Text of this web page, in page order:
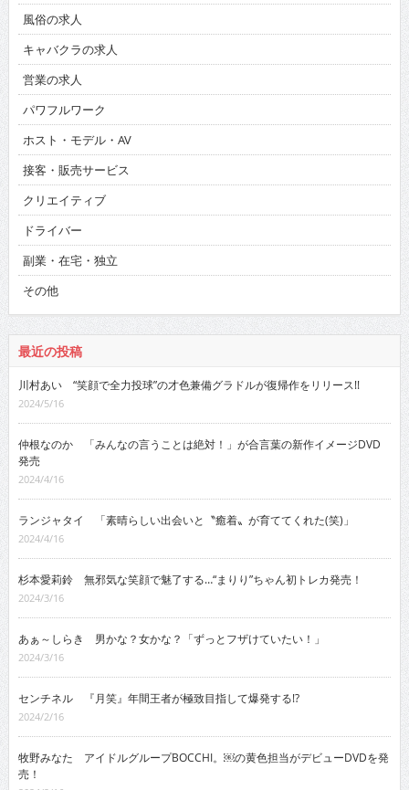
風俗の求人
キャバクラの求人
営業の求人
パワフルワーク
ホスト・モデル・AV
接客・販売サービス
クリエイティブ
ドライバー
副業・在宅・独立
その他
最近の投稿
川村あい “笑顔で全力投球”の才色兼備グラドルが復帰作をリリース!!
2024/5/16
仲根なのか 「みんなの言うことは絶対！」が合言葉の新作イメージDVD
発売
2024/4/16
ランジャタイ 「素晴らしい出会いと〝癒着〟が育ててくれた(笑)」
2024/4/16
杉本愛莉鈴 無邪気な笑顔で魅了する…“まりり”ちゃん初トレカ発売！
2024/3/16
あぁ～しらき 男かな？女かな？「ずっとフザけていたい！」
2024/3/16
センチネル 『月笑』年間王者が極致目指して爆発する!?
2024/2/16
牧野みなた アイドルグループBOCCHI。￼の黄色担当がデビューDVDを発
売！